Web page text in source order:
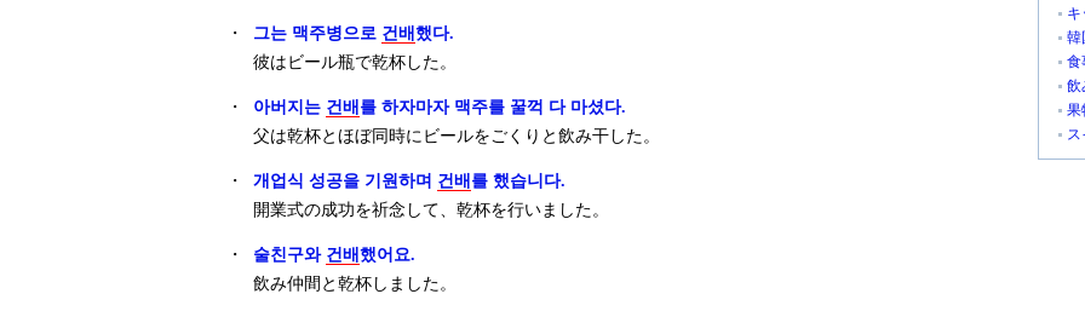
・ 그는 맥주병으로 건배 했다.
彼はビール瓶で乾杯した。
・ 아버지는 건배 를 하자마자 맥주를 꿀꺽 다 마셨다.
父は乾杯とほぼ同時にビールをごくりと飲み干した。
・ 개업식 성공을 기원하며 건배 를 했습니다.
開業式の成功を祈念して、乾杯を行いました。
・ 술친구와 건배 했어요.
飲み仲間と乾杯しました。
キ
韓
食
飲
果
ス